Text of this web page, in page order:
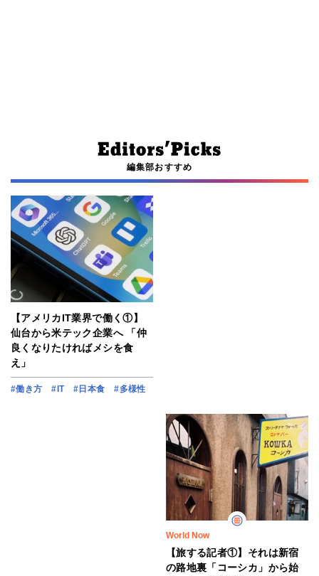
編集部おすすめ
【アメリカIT業界で働く①】
仙台から米テック企業へ 「仲
良くなりたければメシを食
え」
#働き方 #IT #日本食 #多様性
World Now
【旅する記者①】それは新宿
の路地裏「コーシカ」から始